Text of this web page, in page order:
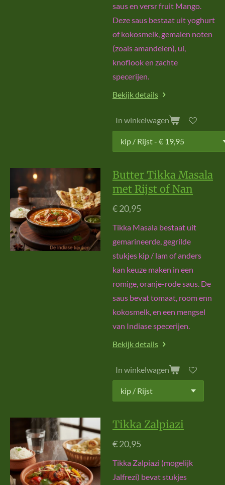
saus en versr fruit Mango.
Deze saus bestaat uit yoghurt
of kokosmelk, gemalen noten
(zoals amandelen), ui,
knoflook en zachte
specerijen.
Bekijk details
In winkelwagen
Butter Tikka Masala
met Rijst of Nan
€ 20,95
Tikka Masala bestaat uit
gemarineerde, gegrilde
stukjes kip / lam of anders
kan keuze maken in een
romige, oranje-rode saus. De
saus bevat tomaat, room enn
kokosmelk, en een mengsel
van Indiase specerijen.
Bekijk details
In winkelwagen
Tikka Zalpiazi
€ 20,95
Tikka Zalpiazi (mogelijk
Jalfrezi) bevat stukjes